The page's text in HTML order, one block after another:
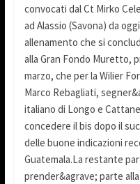
convocati dal Ct Mirko
ad Alassio (Savona) da
allenamento che si
alla Gran Fondo Muretto,
marzo, che per la Wilier
Marco Rebagliati,
italiano di Longo e
concedere il bis dopo il
delle buone indicazioni
Guatemala.La restante
prender&agrave; parte